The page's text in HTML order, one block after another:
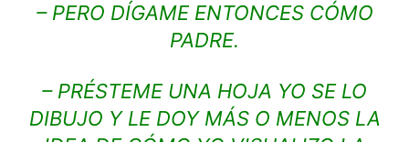
– PERO DÍGAME ENTONCES CÓMO
PADRE.
– PRÉSTEME UNA HOJA YO SE LO
DIBUJO Y LE DOY MÁS O MENOS LA